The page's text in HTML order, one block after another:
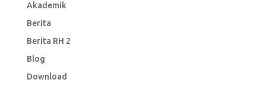
Akademik
Berita
Berita RH 2
Blog
Download